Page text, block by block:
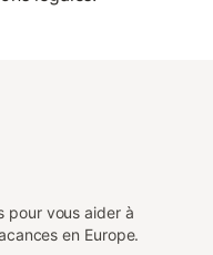
pour vous aider à
en Europe.